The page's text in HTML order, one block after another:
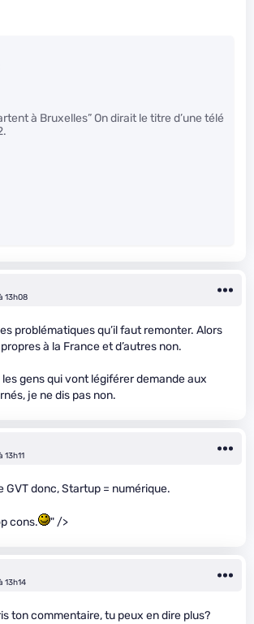
à Bruxelles” On dirait le titre d’une télé
13h08
problématiques qu’il faut remonter. Alors
à la France et d’autres non.
gens qui vont légiférer demande aux
je ne dis pas non.
13h11
GVT donc, Startup = numérique.
cons. " />
13h14
ton commentaire, tu peux en dire plus?